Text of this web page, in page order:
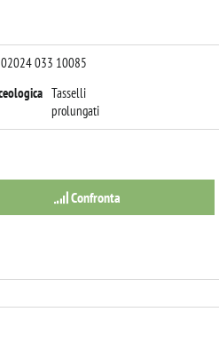
02024 033 10085
Tasselli
prolungati
Confronta